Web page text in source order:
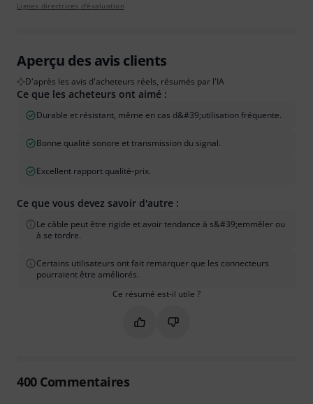
Lignes directrices d'évaluation
Aperçu des avis clients
D'après les avis d'acheteurs réels, résumés par l'IA
Ce que les acheteurs ont aimé :
Durable et résistant, même en cas d&#39;utilisation fréquente.
Bonne qualité sonore et transmission du signal.
Excellent rapport qualité-prix.
Ce que vous devez savoir d'autre :
Le câble peut être rigide et avoir tendance à s&#39;emmêler ou
à se tordre.
Certains utilisateurs ont fait remarquer que les connecteurs
pourraient être améliorés.
Ce résumé est-il utile ?
Marquer ce résumé comme utile
Marquer ce résumé comme
400Commentaires